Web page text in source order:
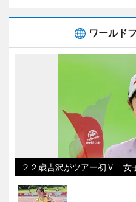
ワールド
２２歳吉沢がツアー初Ｖ 女